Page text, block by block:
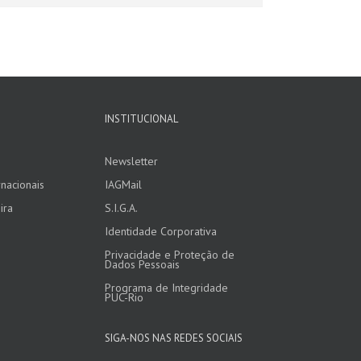
INSTITUCIONAL
Newsletter
IAGMail
S.I.G.A.
Identidade Corporativa
Privacidade e Proteção de
Dados Pessoais
Programa de Integridade
PUC-Rio
SIGA-NOS NAS REDES SOCIAIS